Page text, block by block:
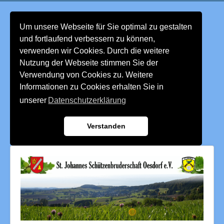
Um unsere Webseite für Sie optimal zu gestalten
und fortlaufend verbessern zu können,
verwenden wir Cookies. Durch die weitere
Nutzung der Webseite stimmen Sie der
Verwendung von Cookies zu. Weitere
Informationen zu Cookies erhalten Sie in
unserer Datenschutzerklärung
Verstanden